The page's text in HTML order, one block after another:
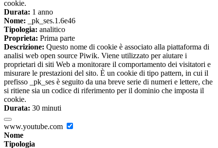
cookie.
Durata: 1 anno
Nome: _pk_ses.1.6e46
Tipologia: analitico
Proprieta: Prima parte
Descrizione: Questo nome di cookie è associato alla piattaforma di
analisi web open source Piwik. Viene utilizzato per aiutare i
proprietari di siti Web a monitorare il comportamento dei visitatori e
misurare le prestazioni del sito. È un cookie di tipo pattern, in cui il
prefisso _pk_ses è seguito da una breve serie di numeri e lettere, che
si ritiene sia un codice di riferimento per il dominio che imposta il
cookie.
Durata: 30 minuti
www.youtube.com
Nome
Tipologia